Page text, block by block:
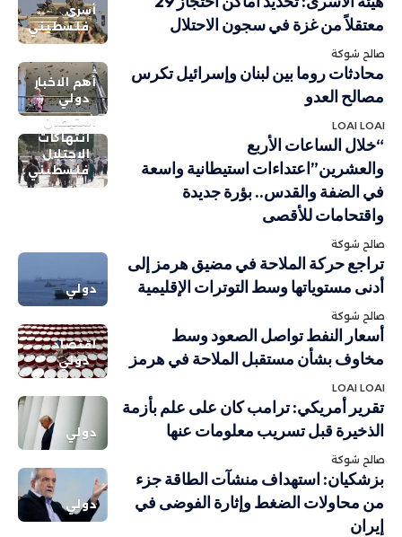
أسرى
فلسطيني
معتقلاً من غزة في سجون الاحتلال
صالح شوكة
أهم الاخبار
دولي
محادثات روما بين لبنان وإسرائيل تكرس
مصالح العدو
LOAI LOAI
استيطان
انتهاكات
الاحتلال
فلسطيني
“خلال الساعات الأربع
والعشرين”اعتداءات استيطانية واسعة
في الضفة والقدس.. بؤرة جديدة
واقتحامات للأقصى
صالح شوكة
دولي
تراجع حركة الملاحة في مضيق هرمز إلى
أدنى مستوياتها وسط التوترات الإقليمية
صالح شوكة
اقتصاد
دولي
أسعار النفط تواصل الصعود وسط
مخاوف بشأن مستقبل الملاحة في هرمز
LOAI LOAI
دولي
تقرير أمريكي: ترامب كان على علم بأزمة
الذخيرة قبل تسريب معلومات عنها
صالح شوكة
دولي
بزشكيان: استهداف منشآت الطاقة جزء
من محاولات الضغط وإثارة الفوضى في
إيران